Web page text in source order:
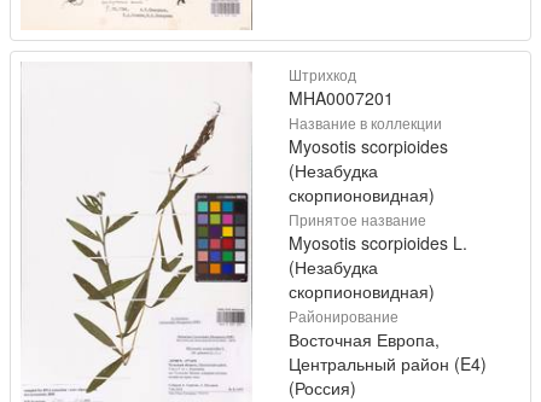
Штрихкод
MHA0007201
Название в коллекции
Myosotis scorpioides
(Незабудка
скорпионовидная)
Принятое название
Myosotis scorpioides L.
(Незабудка
скорпионовидная)
Районирование
Восточная Европа,
Центральный район (E4)
(Россия)